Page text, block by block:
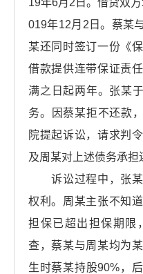
19年6月2日。借贷双
019年12月2日。蔡某
某还同时签订一份《
借款提供连带保证责
满之日起两年。张某
务。因蔡某拒不还款
院提起诉讼，请求判
及周某对上述债务承担
诉讼过程中，张某
权利。周某主张不知
担保已超出担保期限
查，蔡某与周某均为
生时蔡某持股90%，